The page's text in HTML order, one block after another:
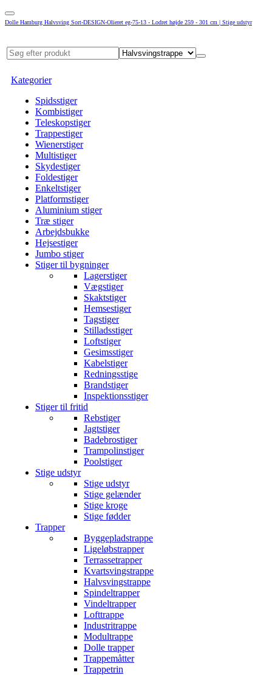
Dolle Hamburg Halvsving Sort-DESIGN-Olieret eg-75-13 - Lodret højde 259 - 301 cm | Stige udstyr
Kategorier
Spidsstiger
Kombistiger
Teleskopstiger
Trappestiger
Wienerstiger
Multistiger
Skydestiger
Foldestiger
Enkeltstiger
Platformstiger
Aluminium stiger
Træ stiger
Arbejdsbukke
Hejsestiger
Jumbo stiger
Stiger til bygninger
Lagerstiger
Vægstiger
Skaktstiger
Hemsestiger
Tagstiger
Stilladsstiger
Loftstiger
Gesimsstiger
Kabelstiger
Redningsstige
Brandstiger
Inspektionsstiger
Stiger til fritid
Rebstiger
Jagtstiger
Badebrostiger
Trampolinstiger
Poolstiger
Stige udstyr
Stige udstyr
Stige gelænder
Stige kroge
Stige fødder
Trapper
Byggepladstrappe
Ligeløbstrapper
Terrassetrapper
Kvartsvingstrappe
Halvsvingstrappe
Spindeltrapper
Vindeltrapper
Lofttrappe
Industritrappe
Modultrappe
Dolle trapper
Trappemåtter
Trappetrin